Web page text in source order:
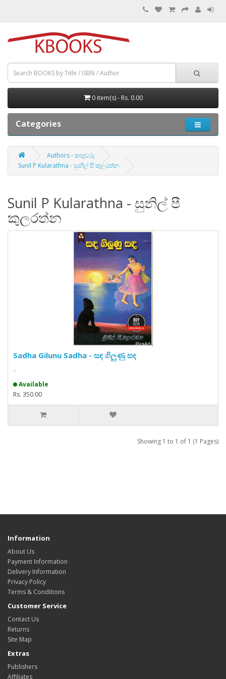
0 item(s) - Rs. 0.00
Categories
Authors - කතුවරු
Sunil P Kularathna - සුනිල් පී කුලරත්න
Sunil P Kularathna - සුනිල් පී
කුලරත්න
Sadha Gilunu Sadha - සඳ ගිලුණු සඳ
..
Available
Rs. 350.00
Showing 1 to 1 of 1 (1 Pages)
Information
About Us
Payment Information
Delivery Information
Privacy Policy
Terms & Conditions
Customer Service
Contact Us
Returns
Site Map
Extras
Publishers
Affiliates